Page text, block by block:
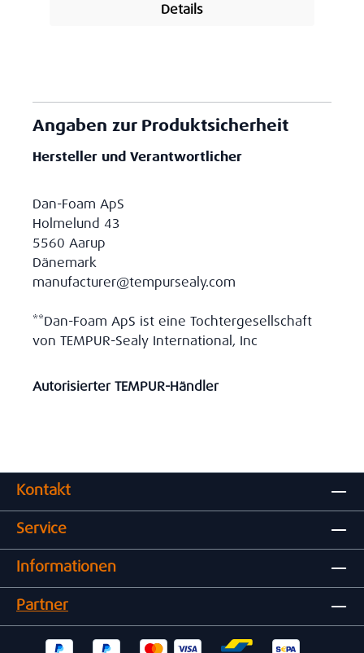
Details
Angaben zur Produktsicherheit
Hersteller und Verantwortlicher
Dan-Foam ApS
Holmelund 43
5560 Aarup
Dänemark
manufacturer@tempursealy.com
**Dan-Foam ApS ist eine Tochtergesellschaft
von TEMPUR-Sealy International, Inc
Autorisierter TEMPUR-Händler
Kontakt
Service
Informationen
Partner